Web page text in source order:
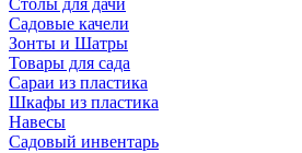
Столы для дачи
Садовые качели
Зонты и Шатры
Товары для сада
Сараи из пластика
Шкафы из пластика
Навесы
Садовый инвентарь